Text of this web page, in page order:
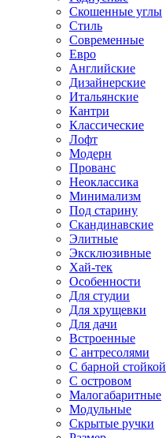
Скошенные углы
Стиль
Современные
Евро
Английские
Дизайнерские
Итальянские
Кантри
Классические
Лофт
Модерн
Прованс
Неоклассика
Минимализм
Под старину
Скандинавские
Элитные
Эксклюзивные
Хай-тек
Особенности
Для студии
Для хрущевки
Для дачи
Встроенные
С антресолями
С барной стойкой
С островом
Малогабаритные
Модульные
Скрытые ручки